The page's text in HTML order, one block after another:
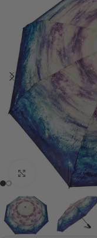
Click to enlarge